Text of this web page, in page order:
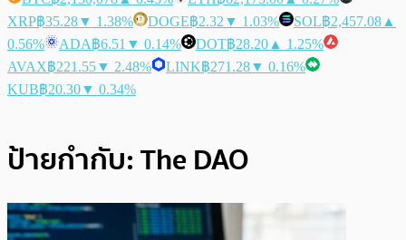
XRP฿35.28▼ 1.38% DOGE฿2.32 ▼ 1.03% SOL฿2,457.08 ▲
0.56%
ADA฿6.51 ▼ 0.14% DOT฿28.20 ▲ 1.25%
AVAX฿221.55▼ 2.48% LINK฿271.28▼ 0.16%
KUB฿20.30▼ 0.34%
ป้ายกำกับ:The DAO